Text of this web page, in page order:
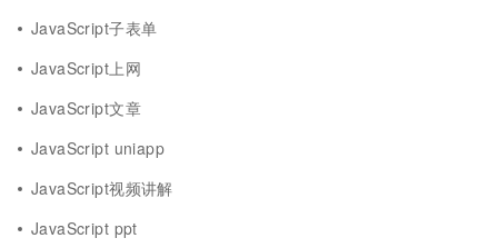
JavaScript子表单
JavaScript上网
JavaScript文章
JavaScript uniapp
JavaScript视频讲解
JavaScript ppt